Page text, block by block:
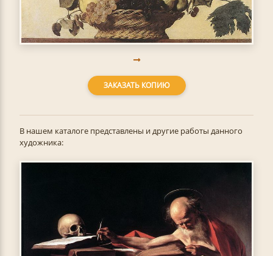
ЗАКАЗАТЬ КОПИЮ
В нашем каталоге представлены и другие работы данного
художника: